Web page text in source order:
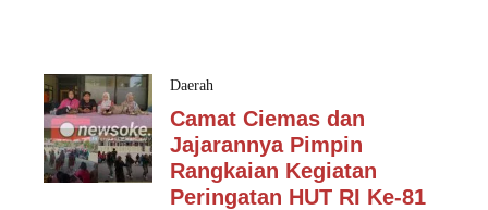
Daerah
Camat Ciemas dan
Jajarannya Pimpin
Rangkaian Kegiatan
Peringatan HUT RI Ke-81